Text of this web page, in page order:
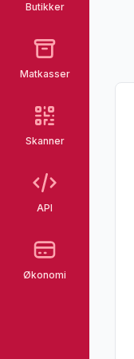
Butikker
Matkasser
Skanner
API
Økonomi